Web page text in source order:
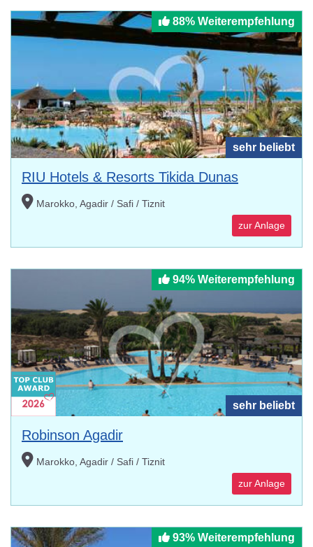
88% Weiterempfehlung
sehr beliebt
RIU Hotels & Resorts Tikida Dunas
Marokko, Agadir / Safi / Tiznit
zur Anlage
94% Weiterempfehlung
sehr beliebt
Robinson Agadir
Marokko, Agadir / Safi / Tiznit
zur Anlage
93% Weiterempfehlung